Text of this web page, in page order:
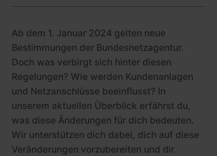
Schnellladestationen
PV-fähige Wallboxen
Dienstwagen Wallboxen
Balkonkraftwerke
Set-Angebote
Ladekabel
Gewerbespeicher
Ab dem 1. Januar 2024 gelten neue
Bestimmungen der Bundesnetzagentur.
Doch was verbirgt sich hinter diesen
Regelungen? Wie werden Kundenanlagen
und Netzanschlüsse beeinflusst? In
unserem aktuellen Überblick erfährst du,
was diese Änderungen für dich bedeuten.
Wir unterstützen dich dabei, dich auf diese
Veränderungen vorzubereiten und dir